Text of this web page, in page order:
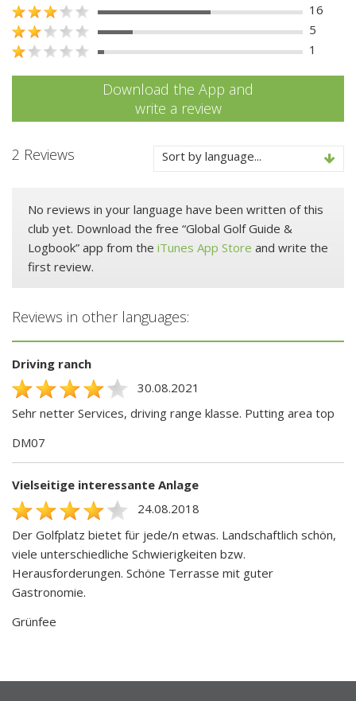
16
5
1
Download the App and
write a review
2 Reviews Sort by language...
No reviews in your language have been written of this
club yet. Download the free “Global Golf Guide &
Logbook” app from the iTunes App Store and write the
first review.
Reviews in other languages:
Driving ranch
30.08.2021
Sehr netter Services, driving range klasse. Putting area top
DM07
Vielseitige interessante Anlage
24.08.2018
Der Golfplatz bietet für jede/n etwas. Landschaftlich schön,
viele unterschiedliche Schwierigkeiten bzw.
Herausforderungen. Schöne Terrasse mit guter
Gastronomie.
Grünfee